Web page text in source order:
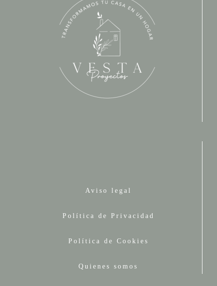
Aviso legal
Política de Privacidad
Política de Cookies
Quienes somos